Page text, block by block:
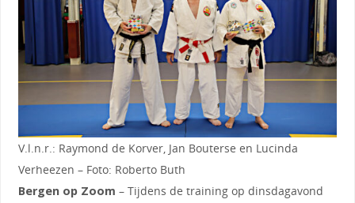
V.l.n.r.: Raymond de Korver, Jan Bouterse en Lucinda
Verheezen – Foto: Roberto Buth
Bergen op Zoom – Tijdens de training op dinsdagavond